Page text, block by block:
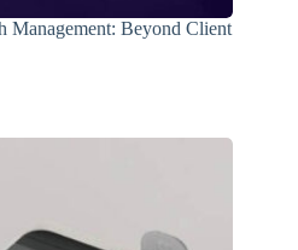
Management: Beyond Client